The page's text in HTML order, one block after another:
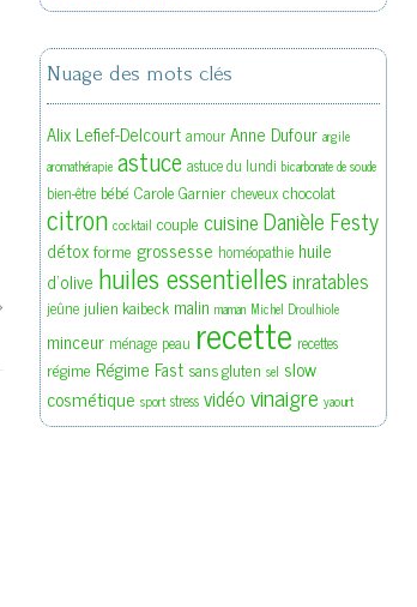
Nuage des mots clés
Alix Lefief-Delcourt amour Anne Dufour argile
aromathérapie astuce astuce du lundi bicarbonate de soude
bien-être bébé Carole Garnier cheveux chocolat
citron cocktail couple cuisineDanièle Festy
détoxforme grossesse homéopathie huile
d'olive huiles essentiellesinratables
jeûne julien kaibeck malin maman Michel Droulhiole
minceur ménage peau recette recettes
régime Régime Fast sans gluten sel slow
cosmétique sport stress vidéovinaigre yaourt